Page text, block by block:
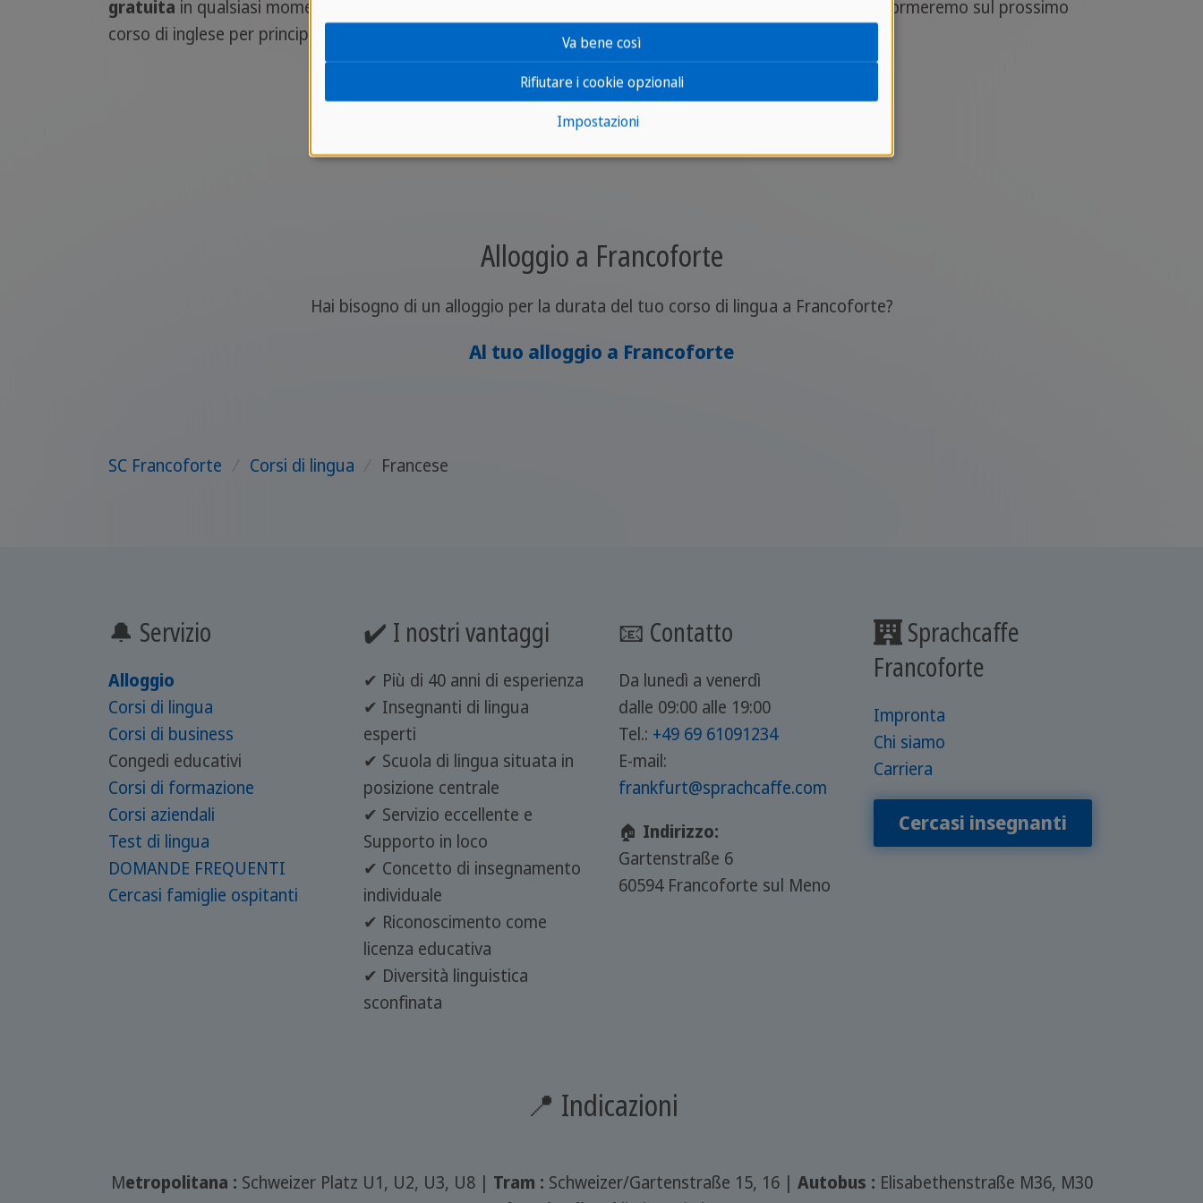
gratuita in qualsiasi momento. Se sei interessato ma
, contattaci e ti informeremo sul prossimo
corso di inglese per principianti.
Alloggio a Francoforte
Hai bisogno di un alloggio per la durata del tuo corso di lingua a Francoforte?
Al tuo alloggio a Francoforte
SC Francoforte Corsi di lingua Francese
🔔 Servizio
Alloggio
Corsi di lingua
Corsi di business
Congedi educativi
Corsi di formazione
Corsi aziendali
Test di lingua
DOMANDE FREQUENTI
Cercasi famiglie ospitanti
✔️ I nostri vantaggi
✔ Più di 40 anni di esperienza
✔ Insegnanti di lingua
esperti
✔ Scuola di lingua situata in
posizione centrale
✔ Servizio eccellente e
Supporto in loco
✔ Concetto di insegnamento
individuale
✔ Riconoscimento come
licenza educativa
✔ Diversità linguistica
sconfinata
📧 Contatto
Da lunedì a venerdì
dalle 09:00 alle 19:00
Tel.: +49 69 61091234
E-mail:
frankfurt@sprachcaffe.com
🏠 Indirizzo:
Gartenstraße 6
60594 Francoforte sul Meno
Sprachcaffe
Francoforte
Impronta
Chi siamo
Carriera
Cercasi insegnanti
📍 Indicazioni
Metropolitana : Schweizer Platz U1, U2, U3, U8 | Tram : Schweizer/Gartenstraße 15, 16 | Autobus : Elisabethenstraße M36, M30
Impostazioni
Rifiutare i cookie opzionali
Va bene così